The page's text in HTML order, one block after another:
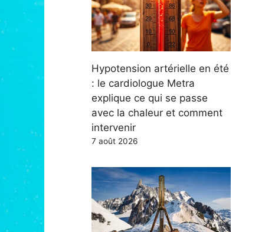
Hypotension artérielle en été
: le cardiologue Metra
explique ce qui se passe
avec la chaleur et comment
intervenir
7 août 2026